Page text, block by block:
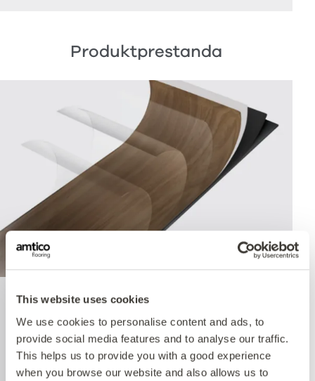
This website uses cookies
We use cookies to personalise content and ads, to
provide social media features and to analyse our traffic.
This helps us to provide you with a good experience
when you browse our website and also allows us to
Produktprestanda
Quantum Guard Elite
Antimicrobial